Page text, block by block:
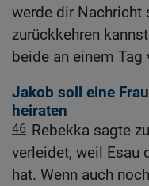
werde dir Nachricht
zurückkehren
beide an einem Tag
Jakob soll eine
heiraten
46 Rebekka sagte
verleidet, weil Esau
hat. Wenn auch